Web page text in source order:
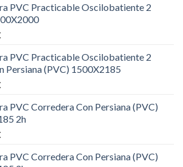
PVC Practicable Oscilobatiente 2
PVC Practicable Oscilobatiente 2
Persiana (PVC) 1500X2185
PVC Corredera Con Persiana (PVC)
2h
PVC Corredera Con Persiana (PVC)